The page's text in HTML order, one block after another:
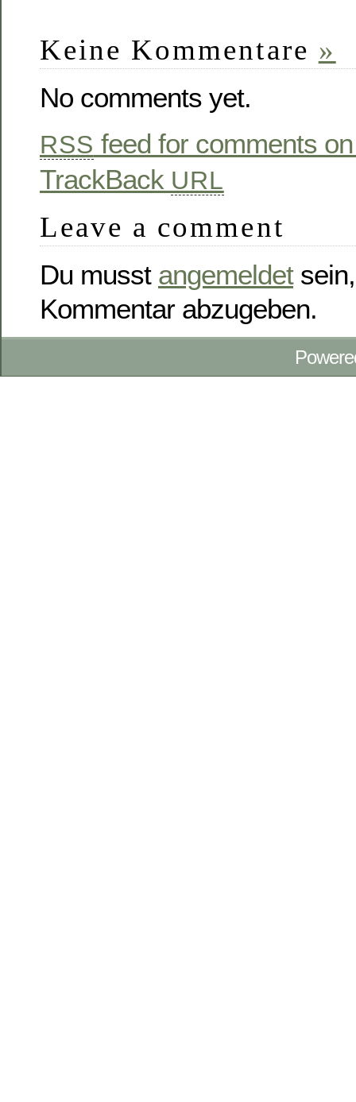
Keine Kommentare »
No comments yet.
RSS feed for comments
TrackBack URL
Leave a comment
Du musst angemeldet
Kommentar abzugeben.